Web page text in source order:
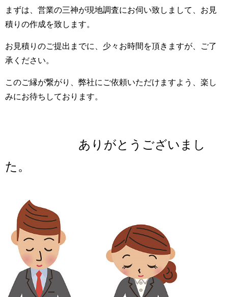
まずは、営業の三神が現地調査にお伺い致しまして、お見
積りの作成を致します。
お見積りのご提出までに、少々お時間を頂きますが、ご了
承ください。
このご縁が繋がり、弊社にご依頼いただけますよう、楽し
みにお待ちしております。
ありがとうございまし
た。